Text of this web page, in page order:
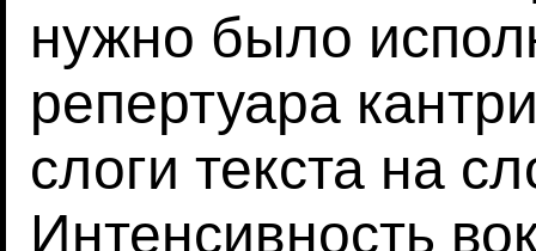
нужно было
репертуара
слоги текста на
Интенсивность